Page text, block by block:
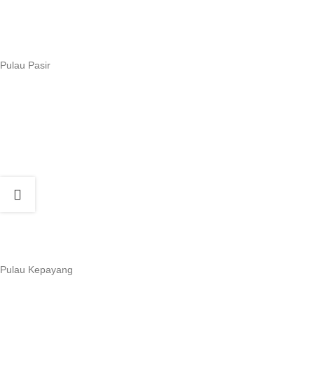
Pulau Pasir
Pulau Kepayang